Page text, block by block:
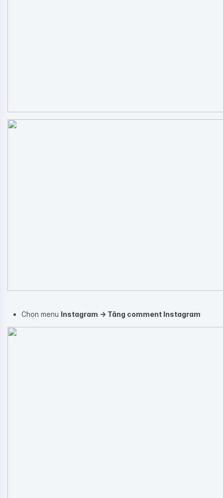
Chọn menu Instagram → Tăng comment Instagram